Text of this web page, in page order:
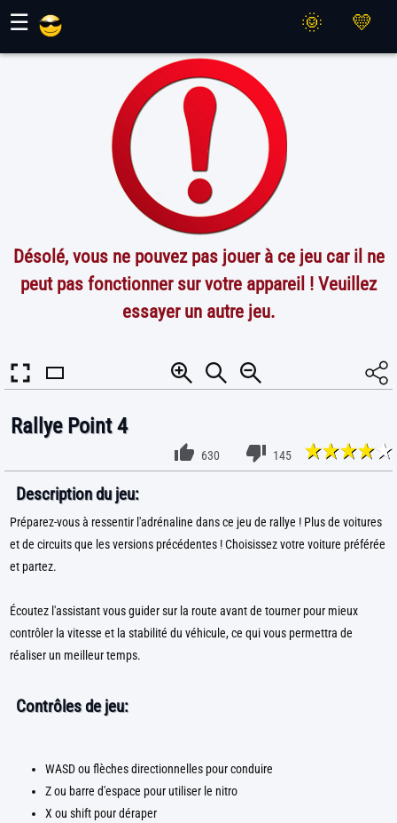
☰
Désolé, vous ne pouvez pas jouer à ce jeu car il ne
peut pas fonctionner sur votre appareil ! Veuillez
essayer un autre jeu.
Rallye Point 4
630 145
Description du jeu:
Préparez-vous à ressentir l'adrénaline dans ce jeu de rallye ! Plus de voitures
et de circuits que les versions précédentes ! Choisissez votre voiture préférée
et partez.
Écoutez l'assistant vous guider sur la route avant de tourner pour mieux
contrôler la vitesse et la stabilité du véhicule, ce qui vous permettra de
réaliser un meilleur temps.
Contrôles de jeu:
WASD ou flèches directionnelles pour conduire
Z ou barre d'espace pour utiliser le nitro
X ou shift pour déraper